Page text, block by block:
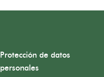
Protección de datos
personales